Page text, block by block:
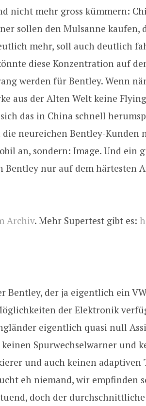
nicht mehr gross kümmern:
sollen den Mulsanne kaufen,
mehr, soll auch deutlich
diese Konzentration auf
werden für Bentley. Wenn
aus der Alten Welt keine
das in China schnell
die neureichen Bentley-Kunden
an, sondern: Image. Und ein
Bentley nur auf dem härtesten
Archiv. Mehr Supertest gibt es:
Bentley, der ja eigentlich ein
der Elektronik
eigentlich quasi null
Spurwechselwarner und
und auch keinen adaptiven
eh niemand, wir empfinden
doch der